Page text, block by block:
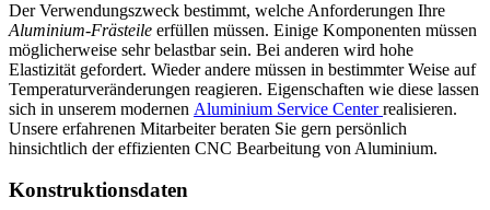
Der Verwendungszweck bestimmt, welche Anforderungen Ihre
Aluminium-Frästeile erfüllen müssen. Einige Komponenten müssen
möglicherweise sehr belastbar sein. Bei anderen wird hohe
Elastizität gefordert. Wieder andere müssen in bestimmter Weise auf
Temperaturveränderungen reagieren. Eigenschaften wie diese lassen
sich in unserem modernen Aluminium Service Centerrealisieren.
Unsere erfahrenen Mitarbeiter beraten Sie gern persönlich
hinsichtlich der effizienten CNC Bearbeitung von Aluminium.
Konstruktionsdaten